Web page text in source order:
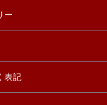
ー
表記